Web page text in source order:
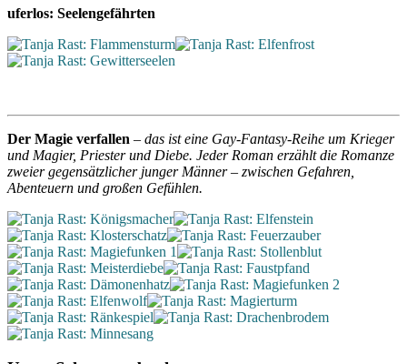
uferlos: Seelengefährten
Der Magie verfallen – das ist eine Gay-Fantasy-Reihe um Krieger
und Magier, Priester und Diebe. Jeder Roman erzählt die Romanze
zweier gegensätzlicher junger Männer – zwischen Gefahren,
Abenteuern und großen Gefühlen.